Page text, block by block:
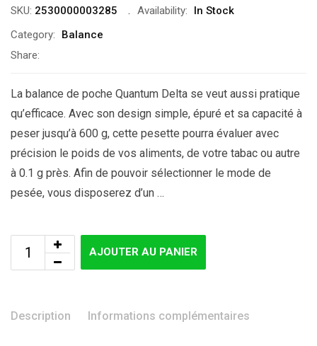
SKU: 2530000003285 Availability:
In Stock
Category:
Balance
Share:
La balance de poche Quantum Delta se veut aussi pratique
qu’efficace. Avec son design simple, épuré et sa capacité à
peser jusqu’à 600 g, cette pesette pourra évaluer avec
précision le poids de vos aliments, de votre tabac ou autre
à 0.1 g près. Afin de pouvoir sélectionner le mode de
pesée, vous disposerez d’un …
AJOUTER AU PANIER
Description Informations complémentaires